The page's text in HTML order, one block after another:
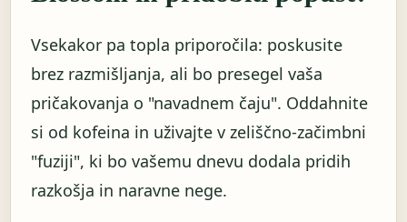
Vsekakor pa topla priporočila: poskusite
brez razmišljanja, ali bo presegel vaša
pričakovanja o "navadnem čaju". Oddahnite
si od kofeina in uživajte v zeliščno-začimbni
"fuziji", ki bo vašemu dnevu dodala pridih
razkošja in naravne nege.